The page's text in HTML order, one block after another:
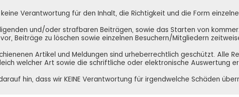
Verantwortung für den Inhalt, die Richtigkeit und die Form
und/oder strafbaren Beiträgen, sowie das Starten von
Beiträge zu löschen sowie einzelnen Besuchern/Mitgliedern
Artikel und Meldungen sind urheberrechtlich geschützt. Alle
welcher Art sowie die schriftliche oder elektronische Auswertung
hin, dass wir KEINE Verantwortung für irgendwelche Schäden